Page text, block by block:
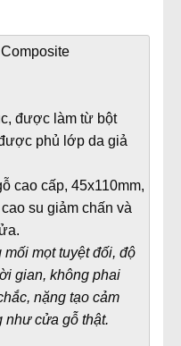
được làm từ bột
phủ lớp da giả
cao cấp, 45x110mm,
su giảm chấn và
mọt tuyệt đối, độ
gian, không phai
nặng tạo cảm
như cửa gỗ thật.